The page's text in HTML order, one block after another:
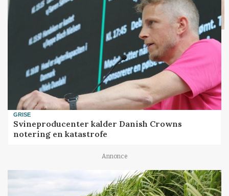
GRISE
Svineproducenter kalder Danish Crowns
notering en katastrofe
Annonce